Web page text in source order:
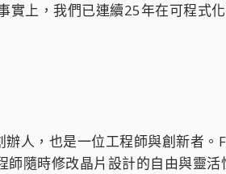
實上，我們已連續25年在可程式
人，也是一位工程師與創新者
隨時修改晶片設計的自由與靈